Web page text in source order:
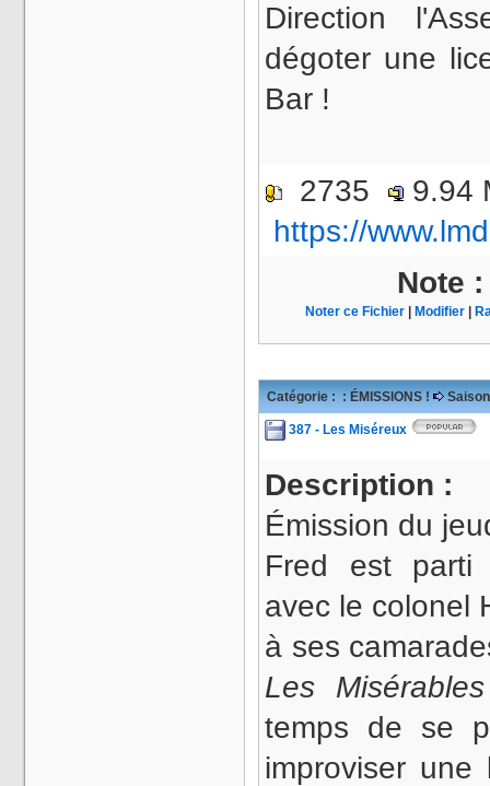
Direction
dégoter une
Bar !
2735
https://
Note
Noter ce Fichier Modifier
Catégorie : : ÉMISSIONS !
387 - Les Miséreux
Description :
Émission du
Fred est parti
avec le colonel
à ses
Les Misérables
temps de se
improviser